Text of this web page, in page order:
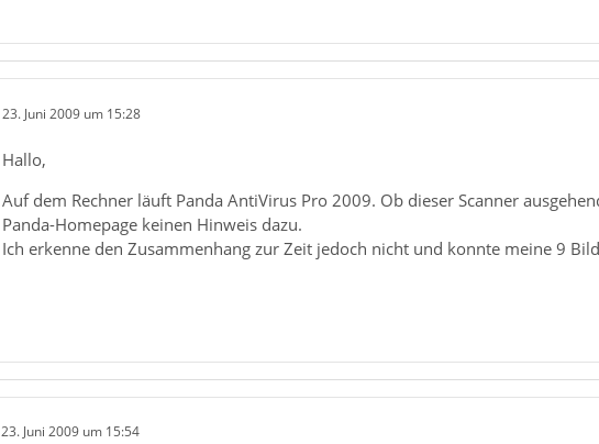
23. Juni 2009 um 15:28
Hallo,
Auf dem Rechner läuft Panda AntiVirus Pro 2009. Ob dieser Scanner
Panda-Homepage keinen Hinweis dazu.
Ich erkenne den Zusammenhang zur Zeit jedoch nicht und konnte meine 9
23. Juni 2009 um 15:54